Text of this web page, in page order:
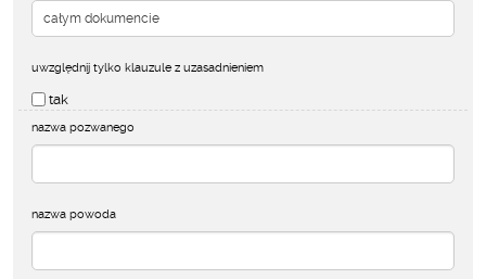
uwzględnij tylko klauzule z uzasadnieniem
tak
nazwa pozwanego
nazwa powoda